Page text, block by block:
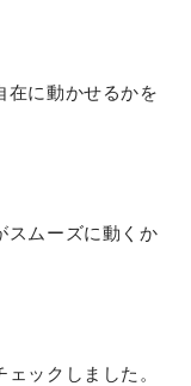
在に動かせるかを
スムーズに動くか
ックしました。